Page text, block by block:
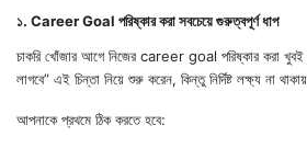
১. Career Goal পরিষ্কার করা সবচেয়ে গুরুত্বপূর্ণ ধাপ
চাকরি খোঁজার আগে নিজের career goal পরিষ্কার করা
লাগবে” এই চিন্তা নিয়ে শুরু করেন, কিন্তু নির্দিষ্ট লক্ষ্য না
আপনাকে প্রথমে ঠিক করতে হবে: